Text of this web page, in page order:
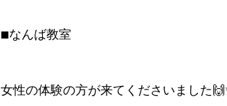
■なんば教室
女性の体験の方が来てくださいました